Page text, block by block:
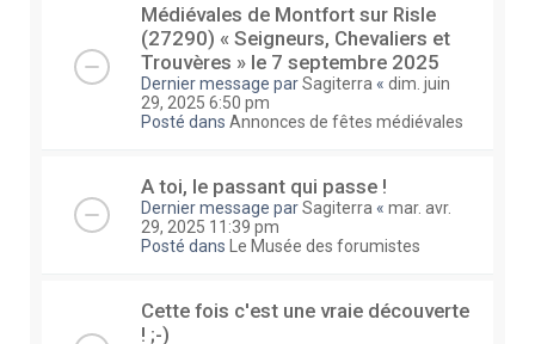
Médiévales de Montfort sur Risle
(27290) « Seigneurs, Chevaliers et
Trouvères » le 7 septembre 2025
Dernier message parSagiterra « dim. juin
29, 2025 6:50 pm
Posté dans Annonces de fêtes médiévales
A toi, le passant qui passe !
Dernier message parSagiterra « mar. avr.
29, 2025 11:39 pm
Posté dans
Le Musée des forumistes
Cette fois c'est une vraie découverte
! ;-)